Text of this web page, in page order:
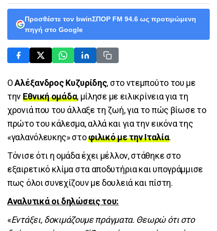
Προσθέστε τον bwinΣΠΟΡ FM 94.6 ως προτιμώμενη
πηγή στο Google
ΟΑλέξανδρος Κυζυρίδης, στο ντεμπούτο του με
τηνΕθνική ομάδα, μίλησε με ειλικρίνεια για τη
χρονιά που του άλλαξε τη ζωή, για το πώς βίωσε το
πρώτο του κάλεσμα, αλλά και για την εικόνα της
«γαλανόλευκης» στοφιλικό με την Ιταλία.
Τόνισε ότι η ομάδα έχει μέλλον, στάθηκε στο
εξαιρετικό κλίμα στα αποδυτήρια και υπογράμμισε
πως όλοι συνεχίζουν με δουλειά και πίστη.
Αναλυτικά οι δηλώσεις του:
«Εντάξει, δοκιμάζουμε πράγματα. Θεωρώ ότι στο